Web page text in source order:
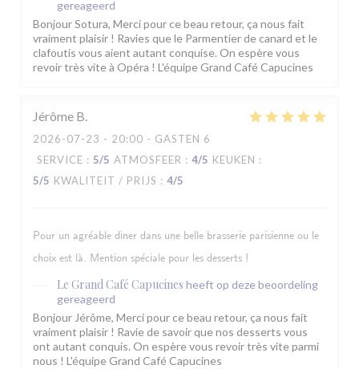
gereageerd
Bonjour Sotura, Merci pour ce beau retour, ça nous fait
vraiment plaisir ! Ravies que le Parmentier de canard et le
clafoutis vous aient autant conquise. On espère vous
revoir très vite à Opéra ! L'équipe Grand Café Capucines
Jérôme B
2026-07-23 - 20:00 - GASTEN 6
SERVICE : 5/5 ATMOSFEER : 4/5 KEUKEN :
5/5 KWALITEIT / PRIJS : 4/5
Pour un agréable diner dans une belle brasserie parisienne ou le
choix est là. Mention spéciale pour les desserts !
Le Grand Café Capucines heeft op deze beoordeling
gereageerd
Bonjour Jérôme, Merci pour ce beau retour, ça nous fait
vraiment plaisir ! Ravie de savoir que nos desserts vous
ont autant conquis. On espère vous revoir très vite parmi
nous ! L'équipe Grand Café Capucines